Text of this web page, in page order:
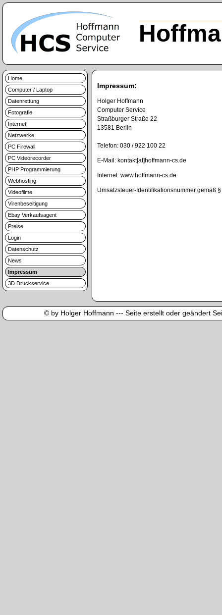
Home
Computer / Laptop
Datenrettung
Fotografie
Internet
Netzwerke
PC Firewall
PC Videorecorder
PHP Programmierung
Webhosting
Videofilme
Virenbeseitigung
Ebay Verkaufsagent
Preise
Login
Datenschutz
News
Impressum
3D Druckservice
Impressum:
Holger Hoffmann
Computer Service
Straßburger Straße 22
13581 Berlin
Telefon: 030 / 922 100 22
E-Mail: kontakt[at]hoffmann-cs.de
Internet: www.hoffmann-cs.de
Umsatzsteuer-Identifikationsnummer gemäß
© by Holger Hoffmann --- Seite erstellt oder geändert